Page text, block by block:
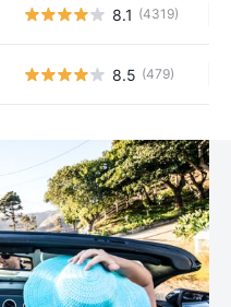
8.1 (4319)
8.5 (479)